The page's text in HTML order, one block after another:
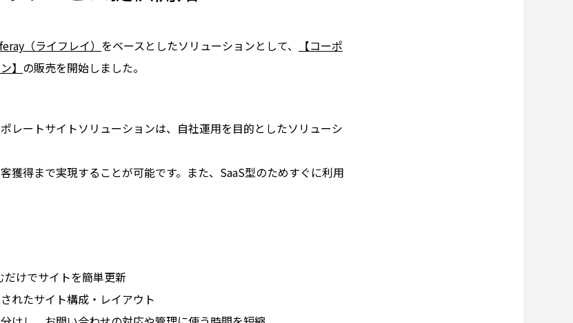
（ライフレイ） をベースとしたソリューションとして、
【コーポ
】 の販売を開始しました。
レートサイトソリューションは、自社運用を目的としたソリューシ
獲得まで実現することが可能です。また、SaaS型のためすぐに利用
だけでサイトを簡単更新
れたサイト構成・レイアウト